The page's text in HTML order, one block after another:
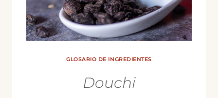
GLOSARIO DE INGREDIENTES
Douchi